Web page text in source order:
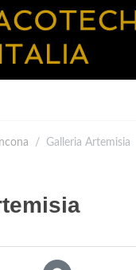
Galleria Artemisia